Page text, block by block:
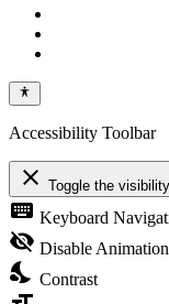
Accessibility Toolbar
close Toggle the
keyboard Keyboard
visibility_off Disable
nights_stay Contrast